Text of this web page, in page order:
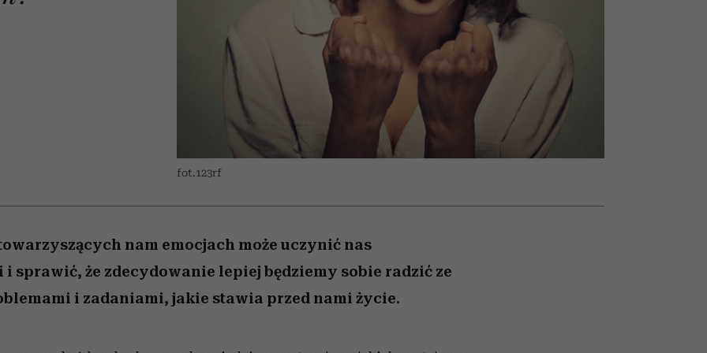
partnerki
najbardziej pożądane
ubrania i marki sezonu
fot.123rf
nam emocjach może uczynić nas
i sprawić, że zdecydowanie lepiej będziemy sobie radzić ze
i zadaniami, jakie stawia przed nami życie.